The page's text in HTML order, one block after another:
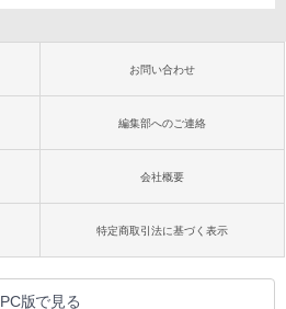
お問い合わせ
編集部へのご連絡
会社概要
特定商取引法に基づく表示
PC版で見る